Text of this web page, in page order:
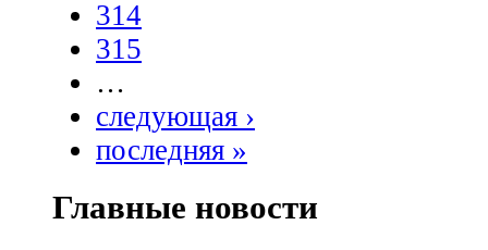
314
315
…
следующая ›
последняя »
Главные новости